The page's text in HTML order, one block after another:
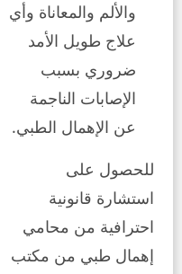
والألم والمعاناة وأي
علاج طويل الأمد
ضروري بسبب
الإصابات الناجمة
عن الإهمال الطبي.
للحصول على
استشارة قانونية
احترافية من محامي
إهمال طبي من مكتب